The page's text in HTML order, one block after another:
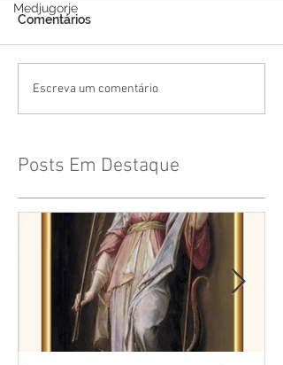
Medjugorje
Comentários
Escreva um comentário
Posts Em Destaque